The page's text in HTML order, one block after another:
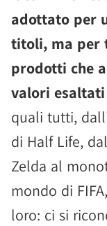
adottato per
titoli, ma per
prodotti che
valori
quali tutti,
di Half Life,
Zelda al
mondo di
loro: ci si